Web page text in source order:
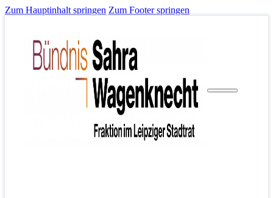
Zum Hauptinhalt springen Zum Footer springen